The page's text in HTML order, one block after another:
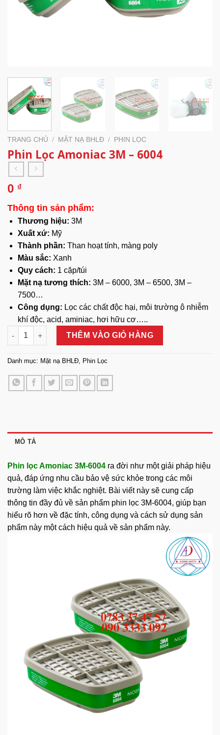
TRANG CHỦ / MẶT NẠ BHLĐ / PHIN LỌC
Phin Lọc Amoniac 3M – 6004
0 ₫
Thông tin sản phẩm:
Thương hiệu: 3M
Xuất xứ: Mỹ
Thành phần: Than hoạt tính, màng poly
Màu sắc: Xanh
Quy cách: 1 cặp/túi
Mặt nạ tương thích: 3M – 6000, 3M – 6500, 3M –
7500…
Công dụng: Lọc các chất độc hại, môi trường ô nhiễm
khí độc, acid, aminiac, hơi hữu cơ…..
Phin Lọc Amoniac 3M - 6004 số lượng
THÊM VÀO GIỎ HÀNG
Danh mục: Mặt nạ BHLĐ, Phin Lọc
MÔ TẢ
Phin lọc Amoniac 3M-6004 ra đời như một giải pháp hiệu
quả, đáp ứng nhu cầu bảo vệ sức khỏe trong các môi
trường làm việc khắc nghiệt. Bài viết này sẽ cung cấp
thông tin đầy đủ về sản phẩm phin lọc 3M-6004, giúp bạn
hiểu rõ hơn về đặc tính, công dụng và cách sử dụng sản
phẩm này một cách hiệu quả về sản phẩm này.